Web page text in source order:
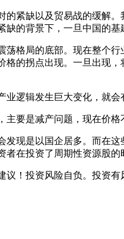
缺以及贸易战的缓解。
的背景下，一旦中国的
局的底部。现在整个行
格的拐点出现。一旦出现
辑发生巨大变化，就会
是减产问题，现在价格
是以国企居多。而在这
在投资了周期性资源股的
！投资风险自负。投资有